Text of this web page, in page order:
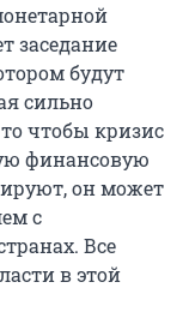
заседание
будут
сильно
чтобы кризис
финансовую
он может
с
Все
в этой